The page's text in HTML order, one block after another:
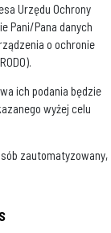
Urzędu Ochrony
Pani/Pana danych
o ochronie
ich podania będzie
wyżej celu
zautomatyzowany,